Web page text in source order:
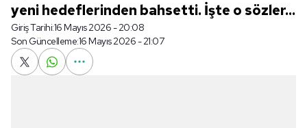
yeni hedeflerinden bahsetti. İşte o sözler...
Giriş Tarihi:16 Mayıs 2026 - 20:08
Son Güncelleme:16 Mayıs 2026 - 21:07